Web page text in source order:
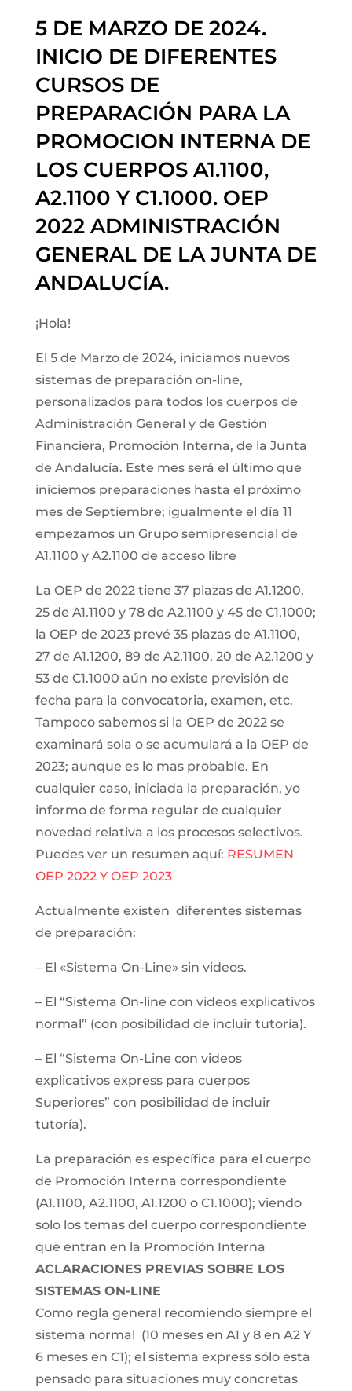
5 DE MARZO DE 2024.
INICIO DE DIFERENTES
CURSOS DE
PREPARACIÓN PARA LA
PROMOCION INTERNA DE
LOS CUERPOS A1.1100,
A2.1100 Y C1.1000. OEP
2022 ADMINISTRACIÓN
GENERAL DE LA JUNTA DE
ANDALUCÍA.
¡Hola!
El 5 de Marzo de 2024, iniciamos nuevos
sistemas de preparación on-line,
personalizados para todos los cuerpos de
Administración General y de Gestión
Financiera, Promoción Interna, de la Junta
de Andalucía. Este mes será el último que
iniciemos preparaciones hasta el próximo
mes de Septiembre; igualmente el día 11
empezamos un Grupo semipresencial de
A1.1100 y A2.1100 de acceso libre
La OEP de 2022 tiene 37 plazas de A1.1200,
25 de A1.1100 y 78 de A2.1100 y 45 de C1,1000;
la OEP de 2023 prevé 35 plazas de A1.1100,
27 de A1.1200, 89 de A2.1100, 20 de A2.1200 y
53 de C1.1000 aún no existe previsión de
fecha para la convocatoria, examen, etc.
Tampoco sabemos si la OEP de 2022 se
examinará sola o se acumulará a la OEP de
2023; aunque es lo mas probable. En
cualquier caso, iniciada la preparación, yo
informo de forma regular de cualquier
novedad relativa a los procesos selectivos.
Puedes ver un resumen aquí: RESUMEN
OEP 2022 Y OEP 2023
Actualmente existen diferentes sistemas
de preparación:
– El «Sistema On-Line» sin videos.
– El “Sistema On-line con videos explicativos
normal” (con posibilidad de incluir tutoría).
– El “Sistema On-Line con videos
explicativos express para cuerpos
Superiores” con posibilidad de incluir
tutoría).
La preparación es específica para el cuerpo
de Promoción Interna correspondiente
(A1.1100, A2.1100, A1.1200 o C1.1000); viendo
solo los temas del cuerpo correspondiente
que entran en la Promoción Interna
ACLARACIONES PREVIAS SOBRE LOS
SISTEMAS ON-LINE
Como regla general recomiendo siempre el
sistema normal (10 meses en A1 y 8 en A2 Y
6 meses en C1); el sistema express sólo esta
pensado para situaciones muy concretas